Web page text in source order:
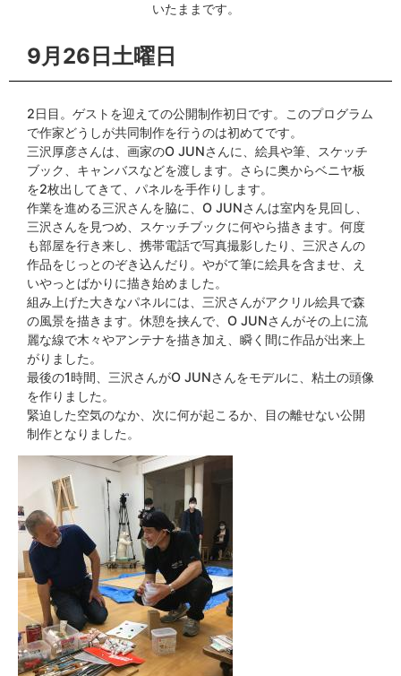
いたままです。
9月26日土曜日
2日目。ゲストを迎えての公開制作初日です。このプログラム
で作家どうしが共同制作を行うのは初めてです。
三沢厚彦さんは、画家のO JUNさんに、絵具や筆、スケッチ
ブック、キャンバスなどを渡します。さらに奥からベニヤ板
を2枚出してきて、パネルを手作りします。
作業を進める三沢さんを脇に、O JUNさんは室内を見回し、
三沢さんを見つめ、スケッチブックに何やら描きます。何度
も部屋を行き来し、携帯電話で写真撮影したり、三沢さんの
作品をじっとのぞき込んだり。やがて筆に絵具を含ませ、え
いやっとばかりに描き始めました。
組み上げた大きなパネルには、三沢さんがアクリル絵具で森
の風景を描きます。休憩を挟んで、O JUNさんがその上に流
麗な線で木々やアンテナを描き加え、瞬く間に作品が出来上
がりました。
最後の1時間、三沢さんがO JUNさんをモデルに、粘土の頭像
を作りました。
緊迫した空気のなか、次に何が起こるか、目の離せない公開
制作となりました。